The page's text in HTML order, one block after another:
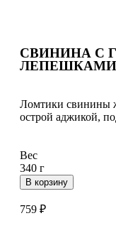
СВИНИНА С
ЛЕПЕШКАМИ
Ломтики свинины
острой аджикой,
Вес
340 г
В корзину
759 ₽